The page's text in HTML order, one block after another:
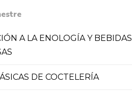
A LA ENOLOGÍA Y BEBIDAS
DE COCTELERÍA